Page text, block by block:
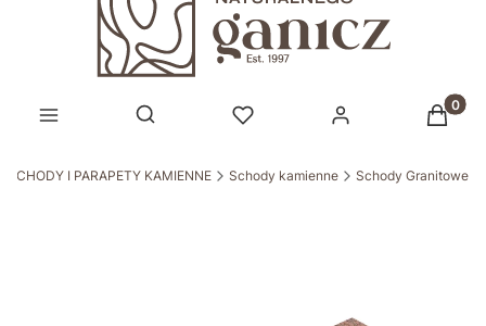
Otwórz wyszukiwarkę
SCHODY I PARAPETY KAMIENNE Schody kamienne Schody Granitowe